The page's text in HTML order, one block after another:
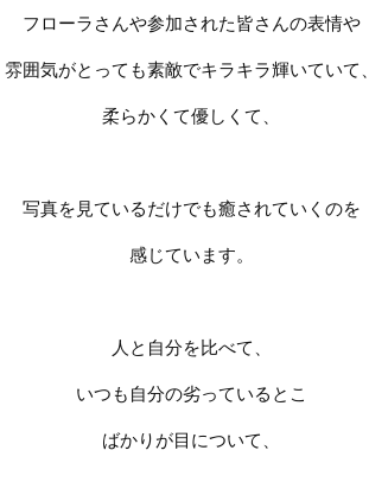
フローラさんや参加された皆さんの表情や
雰囲気がとっても素敵でキラキラ輝いていて、
柔らかくて優しくて、
写真を見ているだけでも癒されていくのを
感じています。
人と自分を比べて、
いつも自分の劣っているとこ
ばかりが目について、